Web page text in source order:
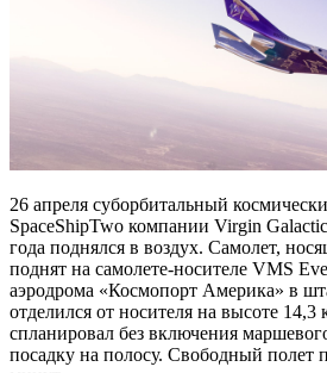
26 апреля суборбитальный
SpaceShipTwo компании Virgin
года поднялся в воздух. Самолет,
поднят на самолете-носителе VMS
аэродрома «Космопорт Америка» в
отделился от носителя на высоте 14,3
спланировал без включения
посадку на полосу. Свободный полет